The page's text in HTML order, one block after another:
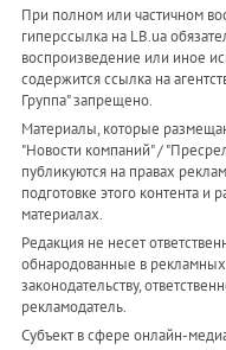
При полном или частичном
гиперссылка на LB.ua
воспроизведение или иное
содержится ссылка на
Группа" запрещено.
Материалы, которые
"Новости компаний" /
публикуются на правах
подготовке этого контента и
материалах.
Редакция не несет
обнародованные в
законодательству,
рекламодатель.
Субъект в сфере онлайн-